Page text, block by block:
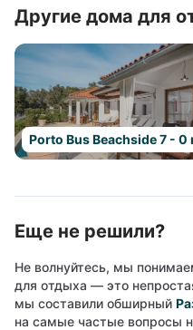
Другие дома для
Porto Bus Beachside 7 - 0
Еще не решили?
Не волнуйтесь, мы
для отдыха — это
мы составили обширный
на самые частые вопросы